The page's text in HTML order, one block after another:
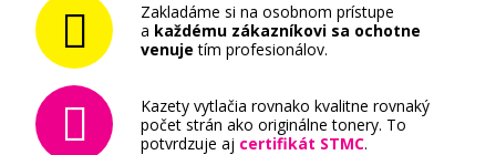
Zakladáme si na osobnom prístupe
a každému zákazníkovi sa ochotne
venuje tím profesionálov.
Kazety vytlačia rovnako kvalitne rovnaký
počet strán ako originálne tonery. To
potvrdzuje aj certifikát STMC.